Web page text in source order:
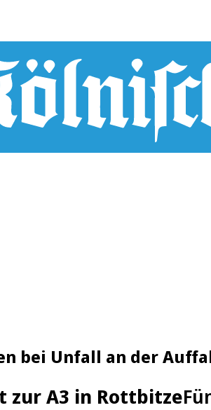
bei Unfall an der
zur A3 in Rottbitze